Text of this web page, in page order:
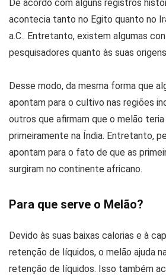
De acordo com alguns registros
acontecia tanto no Egito quanto no
a.C.. Entretanto, existem algumas
pesquisadores quanto às suas
Desse modo, da mesma forma que
apontam para o cultivo nas regiões
outros que afirmam que o melão
primeiramente na Índia. Entretanto,
apontam para o fato de que as
surgiram no continente africano.
Para que serve o Melão?
Devido às suas baixas calorias e à
retenção de líquidos, o melão ajuda
retenção de líquidos. Isso também